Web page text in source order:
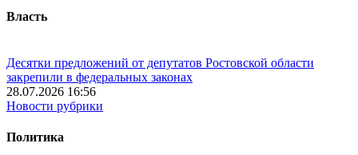
Власть
Десятки предложений от депутатов Ростовской области
закрепили в федеральных законах
28.07.2026 16:56
Новости рубрики
Политика